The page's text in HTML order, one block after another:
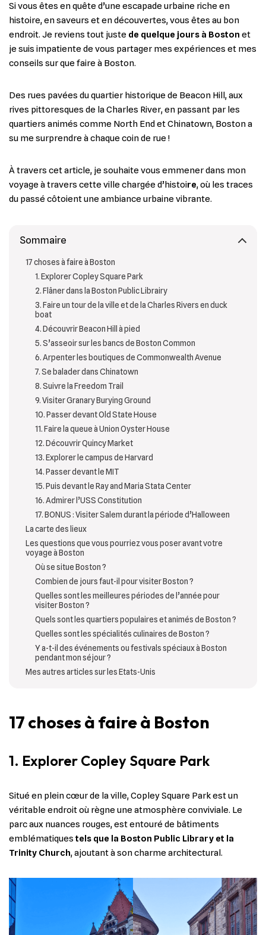
Si vous êtes en quête d’une escapade urbaine riche en
histoire, en saveurs et en découvertes, vous êtes au bon
endroit. Je reviens tout juste de quelque jours à Boston et
je suis impatiente de vous partager mes expériences et mes
conseils sur que faire à Boston.
Des rues pavées du quartier historique de Beacon Hill, aux
rives pittoresques de la Charles River, en passant par les
quartiers animés comme North End et Chinatown, Boston a
su me surprendre à chaque coin de rue !
À travers cet article, je souhaite vous emmener dans mon
voyage à travers cette ville chargée d’histoire, où les traces
du passé côtoient une ambiance urbaine vibrante.
Sommaire
17 choses à faire à Boston
1. Explorer Copley Square Park
2. Flâner dans la Boston Public Librairy
3. Faire un tour de la ville et de la Charles Rivers en duck
boat
4. Découvrir Beacon Hill à pied
5. S’asseoir sur les bancs de Boston Common
6. Arpenter les boutiques de Commonwealth Avenue
7. Se balader dans Chinatown
8. Suivre la Freedom Trail
9. Visiter Granary Burying Ground
10. Passer devant Old State House
11. Faire la queue à Union Oyster House
12. Découvrir Quincy Market
13. Explorer le campus de Harvard
14. Passer devant le MIT
15. Puis devant le Ray and Maria Stata Center
16. Admirer l’USS Constitution
17. BONUS : Visiter Salem durant la période d’Halloween
La carte des lieux
Les questions que vous pourriez vous poser avant votre
voyage à Boston
Où se situe Boston ?
Combien de jours faut-il pour visiter Boston ?
Quelles sont les meilleures périodes de l’année pour
visiter Boston ?
Quels sont les quartiers populaires et animés de Boston ?
Quelles sont les spécialités culinaires de Boston ?
Y a-t-il des événements ou festivals spéciaux à Boston
pendant mon séjour ?
Mes autres articles sur les Etats-Unis
17 choses à faire à Boston
1. Explorer Copley Square Park
Situé en plein cœur de la ville, Copley Square Park est un
véritable endroit où règne une atmosphère conviviale. Le
parc aux nuances rouges, est entouré de bâtiments
emblématiques tels que la Boston Public Library et la
Trinity Church, ajoutant à son charme architectural.